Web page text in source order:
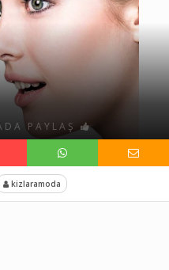
PAYLAŞ
kizlaramoda